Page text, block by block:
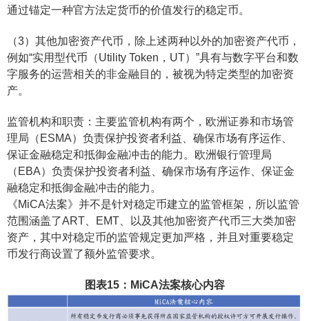
通过锚定一种官方法定货币的价值发行的稳定币。
（3）其他加密资产代币，除上述两种以外的加密资产代币，
例如“实用型代币（Utility Token，UT）”具有与数字平台和数
字服务的运营相关的非金融目的，被视为特定类型的加密资
产。
监管机构和职责：主要监管机构有两个，欧洲证券和市场管
理局（ESMA）负责保护投资者利益、确保市场有序运作、
保证金融稳定和抵御金融冲击的能力。欧洲银行管理局
（EBA）负责保护投资者利益、确保市场有序运作、保证金
融稳定和抵御金融冲击的能力。
《MiCA法案》并不是针对稳定币建立的监管框架，所以监管
范围涵盖了ART、EMT、以及其他加密资产代币三大类加密
资产，其中对稳定币的监管规定更加严格，并且对重要稳定
币发行商设置了额外监管要求。
图表15：MiCA法案核心内容